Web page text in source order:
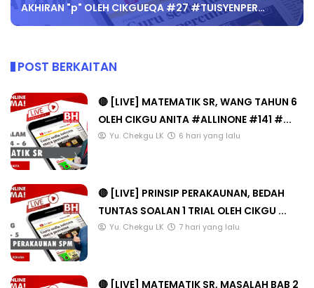
AKHIRAN "p" OLEH CIKGUEQA #27 #TUISYENPER…
POST BERKAITAN
🔴 [LIVE] MATEMATIK SR, WANG TAHUN 6
OLEH CIKGU ANITA #ALLINONE #141 #...
Yu. Chekgu LK 6 hari yang lalu
🔴 [LIVE] PRINSIP PERAKAUNAN, BEDAH
TUNTAS SOALAN 1 TRIAL OLEH CIKGU ...
Yu. Chekgu LK 7 hari yang lalu
🔴 [LIVE] MATEMATIK SR, MASALAH BAB 2